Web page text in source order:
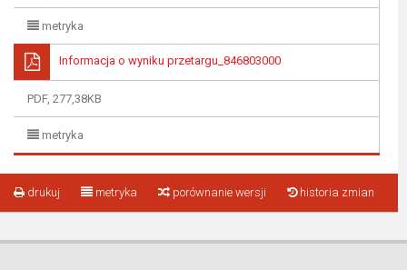
metryka
Informacja o wyniku przetargu_846803000
PDF, 277,38KB
metryka
drukuj metryka porównanie wersji historia zmian